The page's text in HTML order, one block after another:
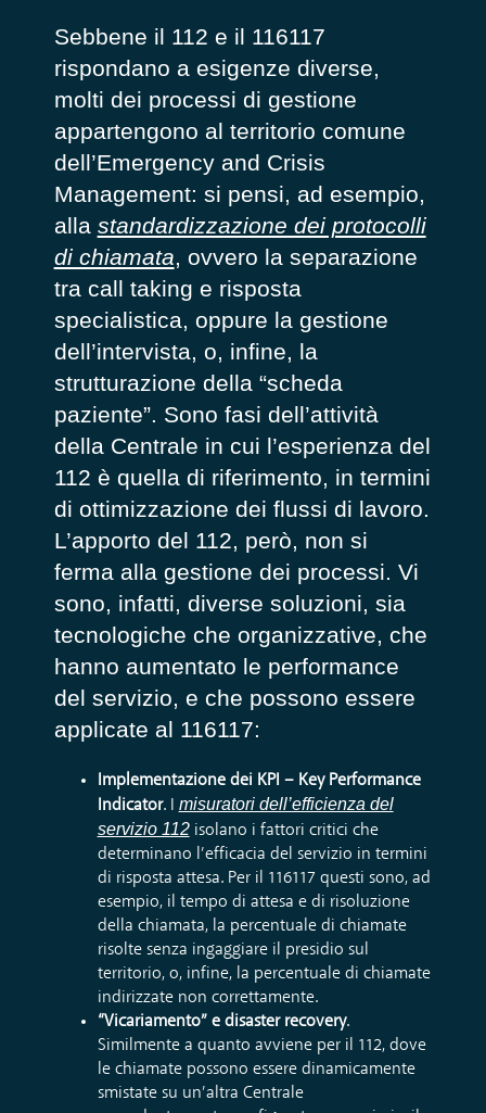
Sebbene il 112 e il 116117
rispondano a esigenze diverse,
molti dei processi di gestione
appartengono al territorio comune
dell’Emergency and Crisis
Management: si pensi, ad esempio,
alla standardizzazione dei protocolli
di chiamata, ovvero la separazione
tra call taking e risposta
specialistica, oppure la gestione
dell’intervista, o, infine, la
strutturazione della “scheda
paziente”. Sono fasi dell’attività
della Centrale in cui l’esperienza del
112 è quella di riferimento, in termini
di ottimizzazione dei flussi di lavoro.
L’apporto del 112, però, non si
ferma alla gestione dei processi. Vi
sono, infatti, diverse soluzioni, sia
tecnologiche che organizzative, che
hanno aumentato le performance
del servizio, e che possono essere
applicate al 116117:
Implementazione dei KPI – Key Performance
Indicator. I misuratori dell’efficienza del
servizio 112isolano i fattori critici che
determinano l’efficacia del servizio in termini
di risposta attesa. Per il 116117 questi sono, ad
esempio, il tempo di attesa e di risoluzione
della chiamata, la percentuale di chiamate
risolte senza ingaggiare il presidio sul
territorio, o, infine, la percentuale di chiamate
indirizzate non correttamente.
“Vicariamento” e disaster recovery.
Similmente a quanto avviene per il 112, dove
le chiamate possono essere dinamicamente
smistate su un’altra Centrale